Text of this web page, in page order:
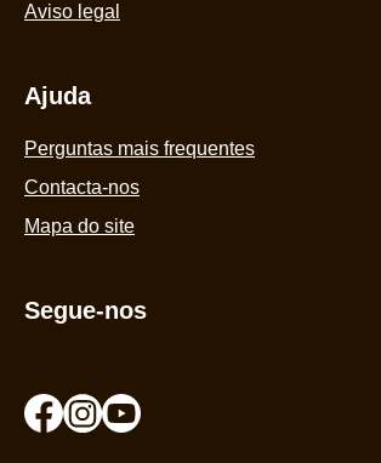
Aviso legal
Ajuda
Perguntas mais frequentes
Contacta-nos
Mapa do site
Segue-nos